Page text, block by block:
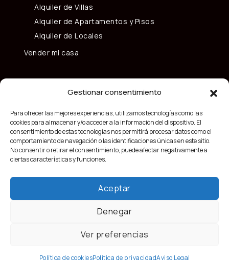
Gestionar consentimiento
Para ofrecer las mejores experiencias, utilizamos tecnologías como las
cookies para almacenar y/o acceder a la información del dispositivo. El
consentimiento de estas tecnologías nos permitirá procesar datos como el
comportamiento de navegación o las identificaciones únicas en este sitio.
No consentir o retirar el consentimiento, puede afectar negativamente a
ciertas características y funciones.
Aceptar
Denegar
Ver preferencias
Política de cookiesPolítica de privacidadAviso Legal
Alquiler de Villas
Alquiler de Apartamentos y Pisos
Alquiler de Locales
Vender mi casa
Nizar Lakhlifi